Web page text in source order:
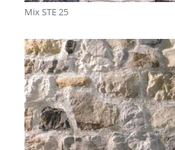
Mix STE 25